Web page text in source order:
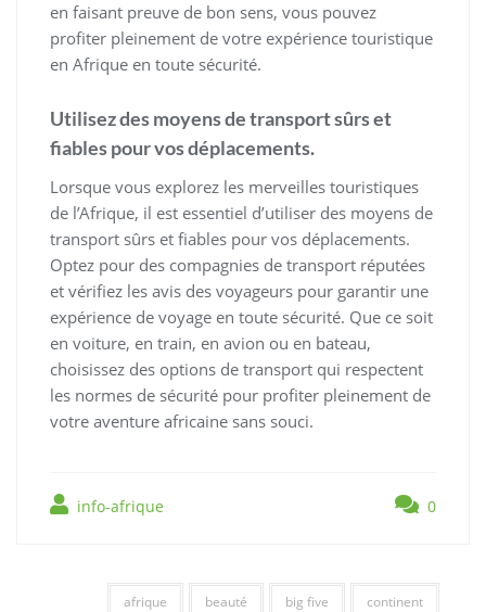
en faisant preuve de bon sens, vous pouvez
profiter pleinement de votre expérience touristique
en Afrique en toute sécurité.
Utilisez des moyens de transport sûrs et
fiables pour vos déplacements.
Lorsque vous explorez les merveilles touristiques
de l’Afrique, il est essentiel d’utiliser des moyens de
transport sûrs et fiables pour vos déplacements.
Optez pour des compagnies de transport réputées
et vérifiez les avis des voyageurs pour garantir une
expérience de voyage en toute sécurité. Que ce soit
en voiture, en train, en avion ou en bateau,
choisissez des options de transport qui respectent
les normes de sécurité pour profiter pleinement de
votre aventure africaine sans souci.
info-afrique 0
afrique beauté big five continent